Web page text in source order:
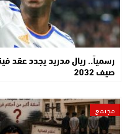
رسمياً.. ريال مدريد يجدد عقد
صيف 2032
مجتمع